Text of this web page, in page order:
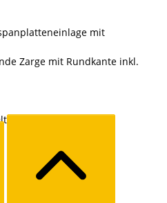
mit
Zarge mit Rundkante inkl.
2-teilig